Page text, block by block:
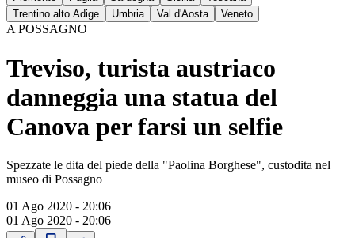
Trentino alto Adige
Umbria Val d'Aosta Veneto
A POSSAGNO
Treviso, turista austriaco
danneggia una statua del
Canova per farsi un selfie
Spezzate le dita del piede della "Paolina Borghese", custodita nel
museo di Possagno
01 Ago 2020 - 20:06
01 Ago 2020 - 20:06